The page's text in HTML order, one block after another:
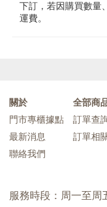
下訂，若因購買數量
運費。
關於
門市專櫃據點
最新消息
聯絡我們
全部商
訂單查
訂單相
服務時段：周一至周